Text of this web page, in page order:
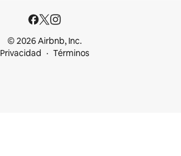
© 2026 Airbnb, Inc.
Privacidad
Términos